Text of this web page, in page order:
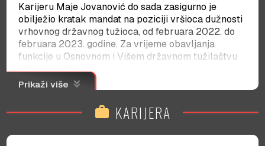
Karijeru Maje Jovanović do sada zasigurno je
obilježio kratak mandat na poziciji vršioca dužnosti
vrhovnog državnog tužioca, od februara 2022. do
februara 2023. godine. Za vrijeme obavljanja
funkcije u Osnovnom i Višem državnom tužilaštvu
uglavnom je vodila slučajeve iz oblasti krvnih
delikata. Za vrijeme predsjedavanja Tužilačkim
savjetom potpisala je odluku po kojoj su sporazumi
o priznanju krivice, potpisani sa Svetozarom
Marovićem, donijeti zakonito i u skladu sa Zakonom
Prikaži više keyboard_double_arrow_down
work KARIJERA